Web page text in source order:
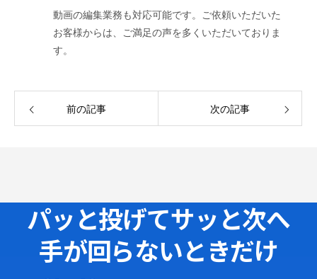
動画の編集業務も対応可能です。ご依頼いただいた
お客様からは、ご満足の声を多くいただいておりま
す。
前の記事 次の記事
パッと投げてサッと次へ
手が回らないときだけ